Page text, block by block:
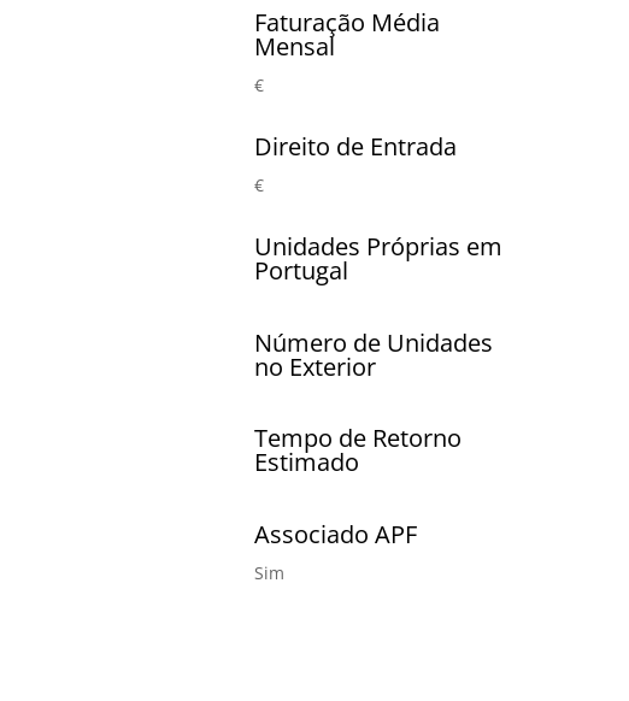
Faturação Média
Mensal
€
Direito de Entrada
€
Unidades Próprias em
Portugal
Número de Unidades
no Exterior
Tempo de Retorno
Estimado
Associado APF
Sim